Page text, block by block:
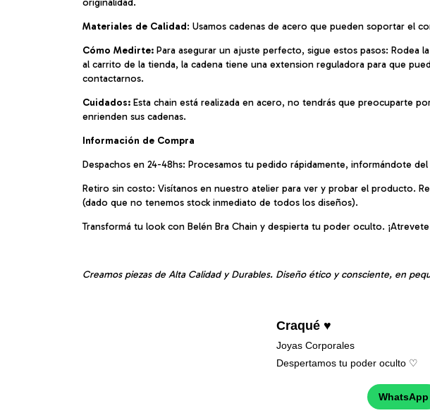
Materiales de Calidad: Usamos cadenas de acero que pueden soportar el
Cómo Medirte: Para asegurar un ajuste perfecto, sigue estos pasos: Rodea
al carrito de la tienda, la cadena tiene una extension reguladora para que
contactarnos.
Cuidados: Esta chain está realizada en acero, no tendrás que preocuparte
enrienden sus cadenas.
Información de Compra
Despachos en 24-48hs: Procesamos tu pedido rápidamente, informándote
Retiro sin costo: Visítanos en nuestro atelier para ver y probar el producto.
(dado que no tenemos stock inmediato de todos los diseños).
Transformá tu look con Belén Bra Chain y despierta tu poder oculto.
Creamos piezas de Alta Calidad y Durables. Diseño ético y consciente, en
Craqué ♥
Joyas Corporales
Despertamos tu poder oculto ♡︎
WhatsApp